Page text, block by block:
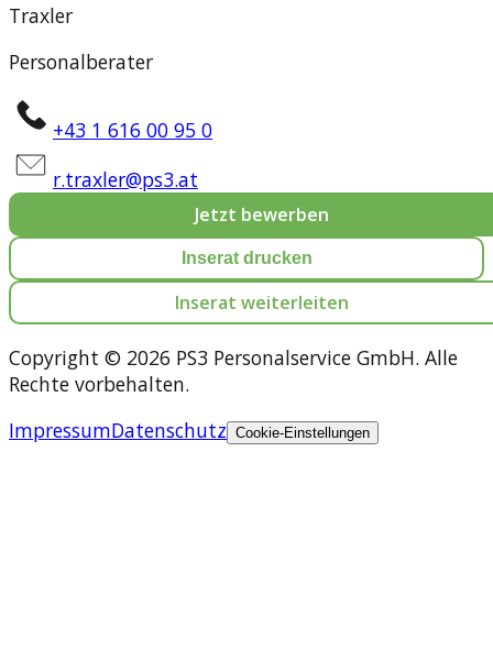
Traxler
Personalberater
+43 1 616 00 95 0
r.traxler@ps3.at
Jetzt bewerben
Inserat drucken
Inserat weiterleiten
Copyright © 2026 PS3 Personalservice GmbH. Alle
Rechte vorbehalten.
ImpressumDatenschutz Cookie-Einstellungen